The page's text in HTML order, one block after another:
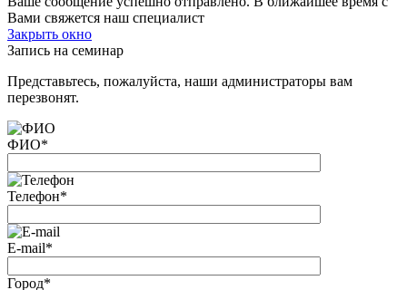
Вами свяжется наш специалист
Закрыть окно
Запись на семинар
Представьтесь, пожалуйста, наши администраторы вам
перезвонят.
ФИО*
Телефон*
E-mail*
Город*